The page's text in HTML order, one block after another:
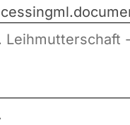
Leihmutterschaft